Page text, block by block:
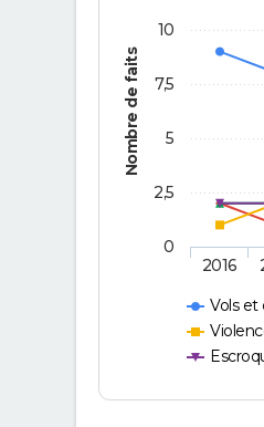
Nombre de faits
Vols et
2016
0
2,5
5
7,5
10